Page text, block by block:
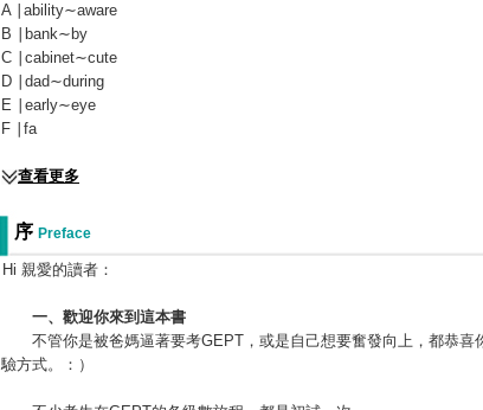
A ∣ability∼aware
B ∣bank∼by
C ∣cabinet∼cute
D ∣dad∼during
E ∣early∼eye
F ∣fa
查看更多
序 Preface
Hi 親愛的讀者：
一、歡迎你來到這本書
不管你是被爸媽逼著要考GEPT，或是自己想要奮發向上，都恭喜
驗方式。：）